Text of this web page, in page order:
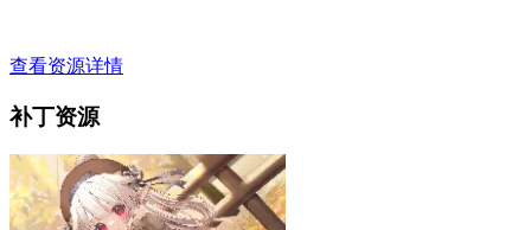
查看资源详情
补丁资源